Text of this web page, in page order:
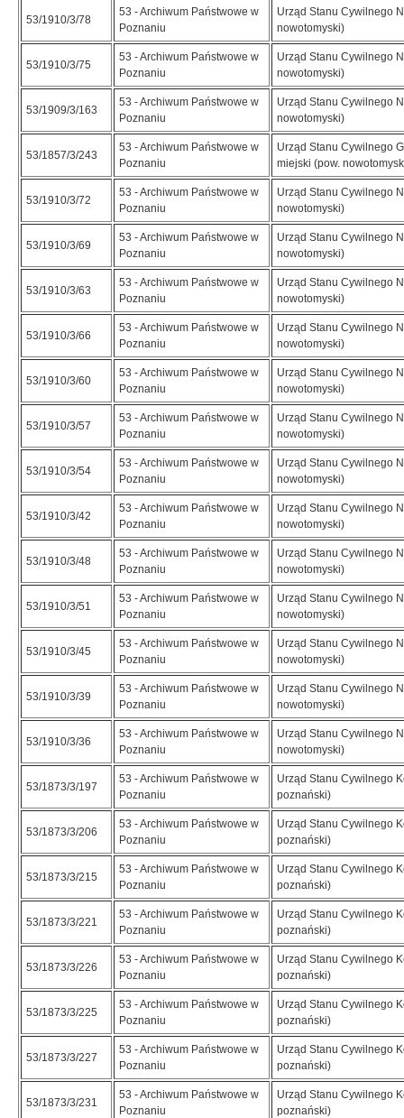
53/1910/3/78
53 - Archiwum Państwowe w
Poznaniu
Urząd Stanu Cywilnego
nowotomyski)
53/1910/3/75
53 - Archiwum Państwowe w
Poznaniu
Urząd Stanu Cywilnego
nowotomyski)
53/1909/3/163
53 - Archiwum Państwowe w
Poznaniu
Urząd Stanu Cywilnego
nowotomyski)
53/1857/3/243
53 - Archiwum Państwowe w
Poznaniu
Urząd Stanu Cywilnego
miejski (pow.
53/1910/3/72
53 - Archiwum Państwowe w
Poznaniu
Urząd Stanu Cywilnego
nowotomyski)
53/1910/3/69
53 - Archiwum Państwowe w
Poznaniu
Urząd Stanu Cywilnego
nowotomyski)
53/1910/3/63
53 - Archiwum Państwowe w
Poznaniu
Urząd Stanu Cywilnego
nowotomyski)
53/1910/3/66
53 - Archiwum Państwowe w
Poznaniu
Urząd Stanu Cywilnego
nowotomyski)
53/1910/3/60
53 - Archiwum Państwowe w
Poznaniu
Urząd Stanu Cywilnego
nowotomyski)
53/1910/3/57
53 - Archiwum Państwowe w
Poznaniu
Urząd Stanu Cywilnego
nowotomyski)
53/1910/3/54
53 - Archiwum Państwowe w
Poznaniu
Urząd Stanu Cywilnego
nowotomyski)
53/1910/3/42
53 - Archiwum Państwowe w
Poznaniu
Urząd Stanu Cywilnego
nowotomyski)
53/1910/3/48
53 - Archiwum Państwowe w
Poznaniu
Urząd Stanu Cywilnego
nowotomyski)
53/1910/3/51
53 - Archiwum Państwowe w
Poznaniu
Urząd Stanu Cywilnego
nowotomyski)
53/1910/3/45
53 - Archiwum Państwowe w
Poznaniu
Urząd Stanu Cywilnego
nowotomyski)
53/1910/3/39
53 - Archiwum Państwowe w
Poznaniu
Urząd Stanu Cywilnego
nowotomyski)
53/1910/3/36
53 - Archiwum Państwowe w
Poznaniu
Urząd Stanu Cywilnego
nowotomyski)
53/1873/3/197
53 - Archiwum Państwowe w
Poznaniu
Urząd Stanu Cywilnego
poznański)
53/1873/3/206
53 - Archiwum Państwowe w
Poznaniu
Urząd Stanu Cywilnego
poznański)
53/1873/3/215
53 - Archiwum Państwowe w
Poznaniu
Urząd Stanu Cywilnego
poznański)
53/1873/3/221
53 - Archiwum Państwowe w
Poznaniu
Urząd Stanu Cywilnego
poznański)
53/1873/3/226
53 - Archiwum Państwowe w
Poznaniu
Urząd Stanu Cywilnego
poznański)
53/1873/3/225
53 - Archiwum Państwowe w
Poznaniu
Urząd Stanu Cywilnego
poznański)
53/1873/3/227
53 - Archiwum Państwowe w
Poznaniu
Urząd Stanu Cywilnego
poznański)
53/1873/3/231
53 - Archiwum Państwowe w
Poznaniu
Urząd Stanu Cywilnego
poznański)